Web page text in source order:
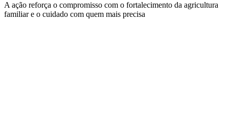
A ação reforça o compromisso com o fortalecimento da agricultura
familiar e o cuidado com quem mais precisa